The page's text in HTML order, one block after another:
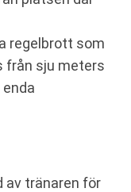
regelbrott som
från sju meters
av tränaren för